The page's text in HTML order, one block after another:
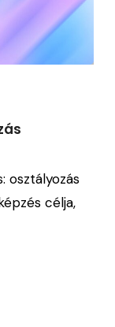
osztályozás
célja,